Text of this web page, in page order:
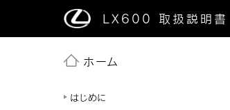
LX600 取扱説明書
ホーム
はじめに